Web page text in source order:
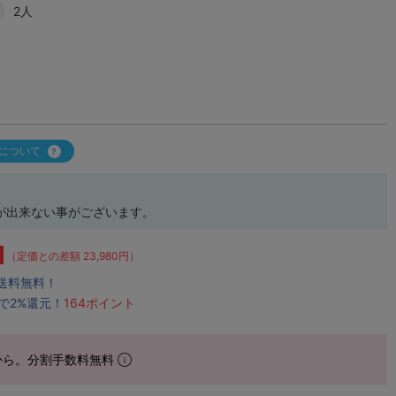
2人
ついて
来ない事がございます。
（定価との差額 23,980円）
無料！
2%還元！ 164ポイント
ら。分割手数料無料